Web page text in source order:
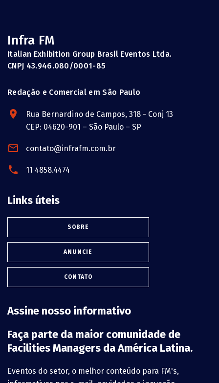
Infra FM
Italian Exhibition Group Brasil Eventos Ltda.
CNPJ 43.946.080/0001-85
Redação e Comercial em São Paulo
Rua Bernardino de Campos, 318 - Conj 13
CEP: 04620-901 – São Paulo – SP
contato@infrafm.com.br
11 4858.4474
Links úteis
SOBRE
ANUNCIE
CONTATO
Assine nosso informativo
Faça parte da maior comunidade de
Facilities Managers da América Latina.
Eventos do setor, o melhor conteúdo para FM's,